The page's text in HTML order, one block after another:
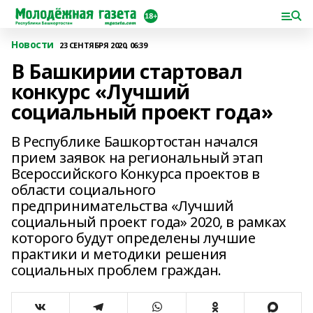
Новости 23 СЕНТЯБРЯ 2020, 06:39
В Башкирии стартовал
конкурс «Лучший
социальный проект года»
В Республике Башкортостан начался
прием заявок на региональный этап
Всероссийского Конкурса проектов в
области социального
предпринимательства «Лучший
социальный проект года» 2020, в рамках
которого будут определены лучшие
практики и методики решения
социальных проблем граждан.